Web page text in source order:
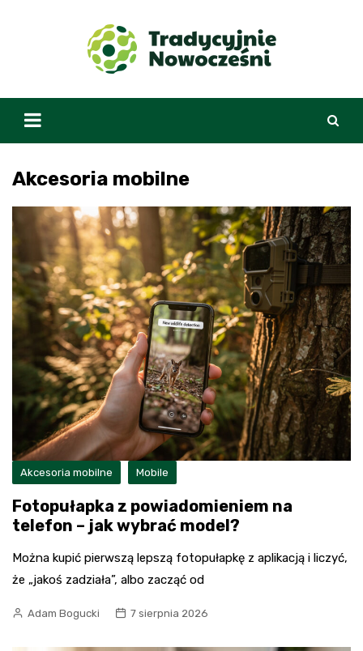
Akcesoria mobilne
Akcesoria mobilne Mobile
Fotopułapka z powiadomieniem na
telefon – jak wybrać model?
Można kupić pierwszą lepszą fotopułapkę z aplikacją i liczyć,
że „jakoś zadziała”, albo zacząć od
Adam Bogucki 7 sierpnia 2026